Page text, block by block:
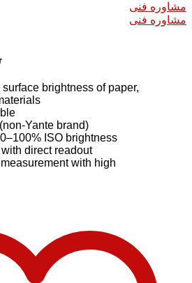
مشاوره فنی
مشاوره فنی
surface brightness of paper,
(non-Yante brand)
ISO brightness
direct readout
with high